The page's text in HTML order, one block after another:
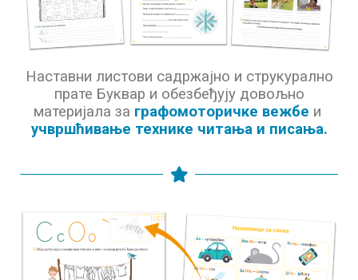
Наставни листови садржајно и струкурално
прате Буквар и обезбеђују довољно
материјала за графомоторичке вежбе и
учвршћивање технике читања и писања.